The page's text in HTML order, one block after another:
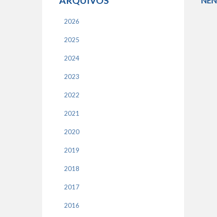
2026
2025
2024
2023
2022
2021
2020
2019
2018
2017
2016